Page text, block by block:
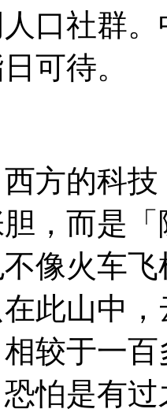
口社群
可待。
方的科
，而是
像火车
此山中
较于一
怕是有